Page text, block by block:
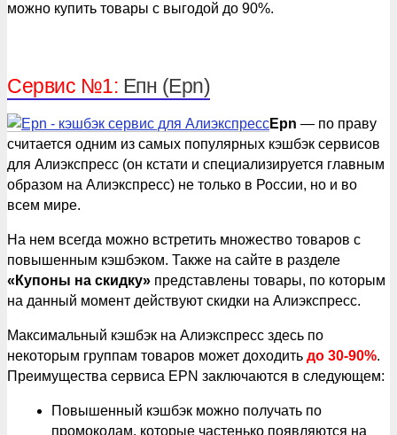
можно купить товары с выгодой до 90%.
Сервис №1: Епн (Epn)
Epn — по праву
считается одним из самых популярных кэшбэк сервисов
для Алиэкспресс (он кстати и специализируется главным
образом на Алиэкспресс) не только в России, но и во
всем мире.
На нем всегда можно встретить множество товаров с
повышенным кэшбэком. Также на сайте в разделе
«Купоны на скидку» представлены товары, по которым
на данный момент действуют скидки на Алиэкспресс.
Максимальный кэшбэк на Алиэкспресс здесь по
некоторым группам товаров может доходить до 30-90%.
Преимущества сервиса EPN заключаются в следующем:
Повышенный кэшбэк можно получать по
промокодам, которые частенько появляются на